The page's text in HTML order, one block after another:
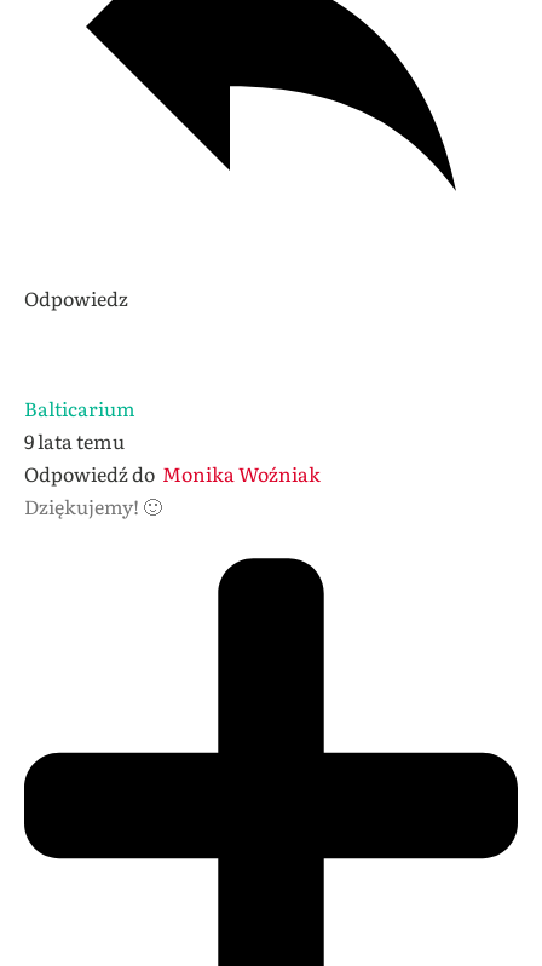
Odpowiedz
Balticarium
9 lata temu
Odpowiedź do Monika Woźniak
Dziękujemy! 🙂